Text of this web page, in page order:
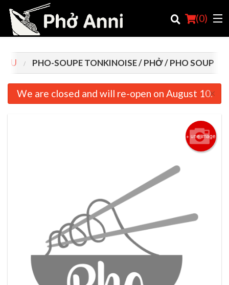
(0)
Commander en ligne
PHO-SOUPE TONKINOISE / PHỞ / PHO SOUP
We are closed and will re-open on August 10.×
+ une image